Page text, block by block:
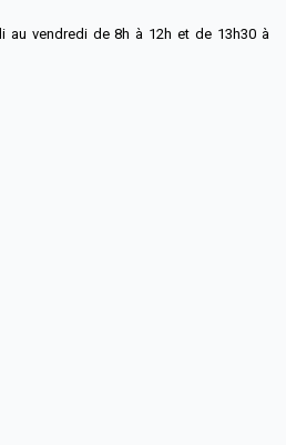
au vendredi de 8h à 12h et de 13h30 à